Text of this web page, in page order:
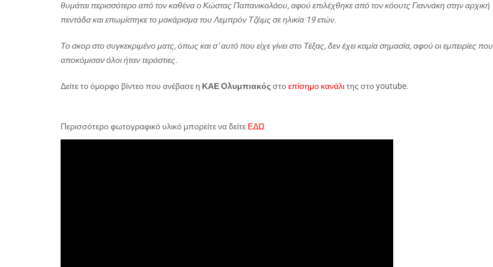
θυμάται περισσότερο από τον καθένα ο Κώστας Παπανικολάου, αφού επιλέχθηκε από τον κόουτς Γιαννάκη στην αρχική
πεντάδα και επωμίστηκε το μακάρισμα του Λεμπρόν Τζέιμς σε ηλικία 19 ετών.
Το σκορ στο συγκεκριμένο ματς, όπως και σ’ αυτό που είχε γίνει στο Τέξας, δεν έχει καμία σημασία, αφού οι εμπειρίες που
αποκόμισαν όλοι ήταν τεράστιες.
Δείτε το όμορφο βίντεο που ανέβασε η ΚΑΕ Ολυμπιακόςστοεπίσημο κανάλιτης στοyoutube.
Περισσότερο φωτογραφικό υλικό μπορείτε να δείτε ΕΔΩ